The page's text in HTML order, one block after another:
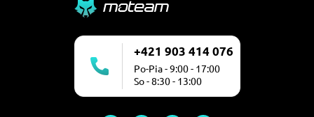
+421 903 414 076
Po-Pia - 9:00 - 17:00
So - 8:30 - 13:00